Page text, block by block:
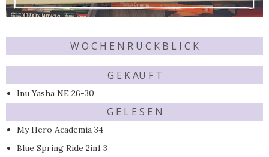
W O C H E N R Ü C K B L I C K
G E K AU F T
Inu Yasha NE 26-30
G E L E S E N
My Hero Academia 34
Blue Spring Ride 2in1 3